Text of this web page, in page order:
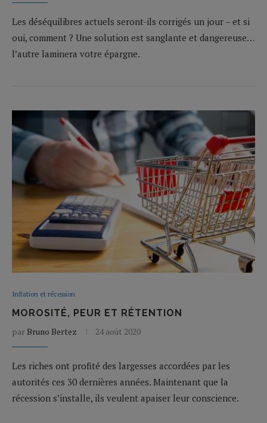
Les déséquilibres actuels seront-ils corrigés un jour – et si
oui, comment ? Une solution est sanglante et dangereuse…
l’autre laminera votre épargne.
Inflation et récession
MOROSITÉ, PEUR ET RÉTENTION
par Bruno Bertez 24 août 2020
Les riches ont profité des largesses accordées par les
autorités ces 30 dernières années. Maintenant que la
récession s’installe, ils veulent apaiser leur conscience.